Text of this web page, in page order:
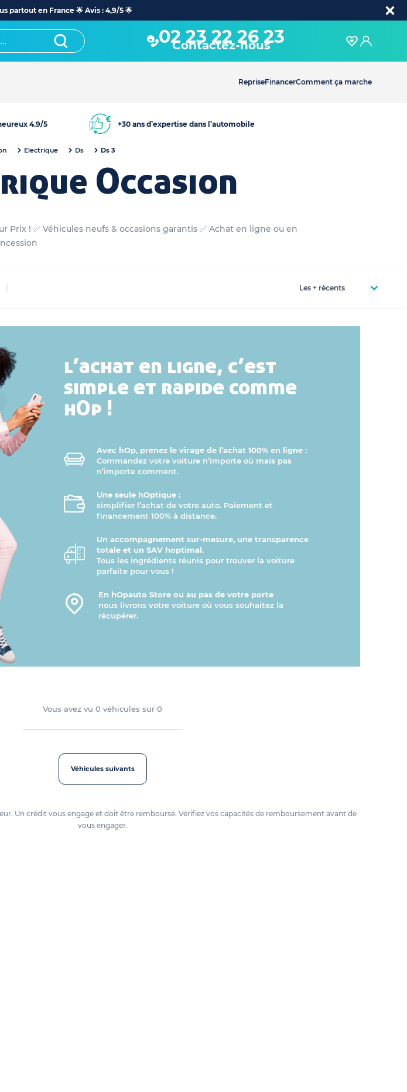
partout en France 🌟 Avis : 4,9/5 🌟
02 23 22 26 23
Contactez-nous
RepriseFinancerComment ça marche
4.9/5 +30 ans d’expertise dans l’automobile
Electrique Ds Ds 3
Occasion
Prix ! ✅ Véhicules neufs & occasions garantis ✅ Achat en ligne ou en
l’achat en ligne, c’est
simple et rapide comme
hOp !
Avec hOp, prenez le virage de l’achat 100% en ligne :
Commandez votre voiture n’importe où mais pas
n’importe comment.
Une seule hOptique :
simplifier l’achat de votre auto. Paiement et
financement 100% à distance.
Un accompagnement sur-mesure, une transparence
totale et un SAV hoptimal.
Tous les ingrédients réunis pour trouver la voiture
parfaite pour vous !
En hOpauto Store ou au pas de votre porte
nous livrons votre voiture où vous souhaitez la
récupérer.
Vous avez vu 0véhicules sur0
Véhicules suivants
Un crédit vous engage et doit être remboursé. Vérifiez vos capacités de remboursement avant de
vous engager.